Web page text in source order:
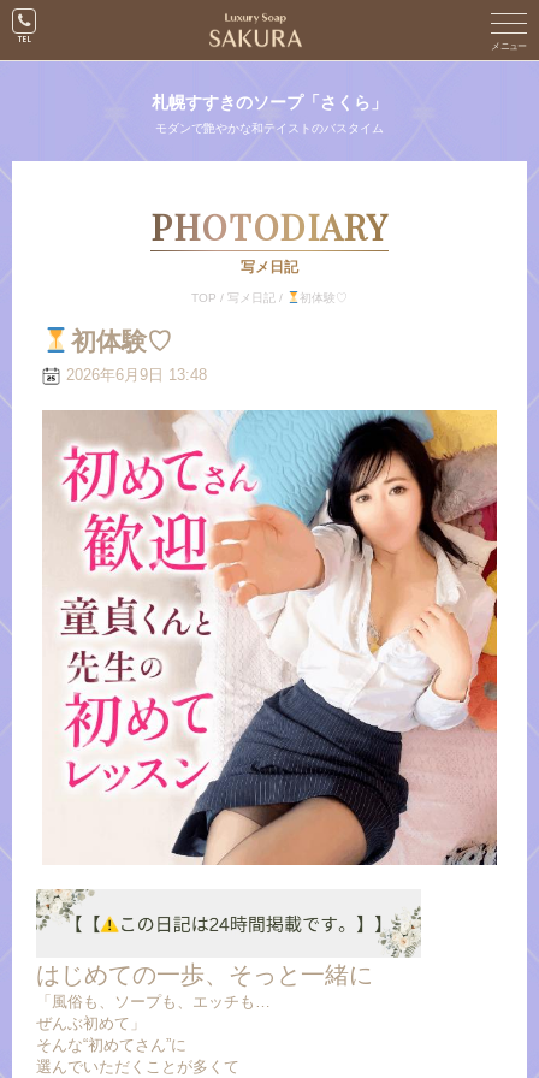
札幌すすきのソープ「さくら」
モダンで艶やかな和テイストのバスタイム
PHOTODIARY
写メ日記
TOP / 写メ日記 / 初体験♡
初体験♡
2026年6月9日 13:48
はじめての一歩、そっと一緒に
「風俗も、ソープも、エッチも…
ぜんぶ初めて」
そんな“初めてさん”に
選んでいただくことが多くて